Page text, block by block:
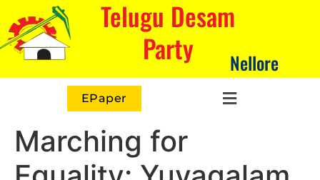
Telugu Desam
Party
Nellore
EPaper
Marching for